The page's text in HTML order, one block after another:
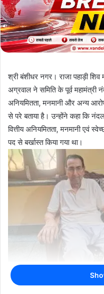
श्री बंशीधर नगर। राजा पहाड़ी शिव
अग्रवाल ने समिति के पूर्व महामंत्री
अनियमितता, मनमानी और अन्य
से परे बताया है। उन्होंने कहा कि
वित्तीय अनियमितता, मनमानी एवं
पद से बर्खास्त किया गया था।
उन्होंने कहा कि मंदिर परिसर के